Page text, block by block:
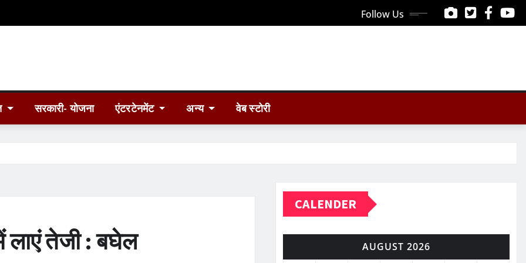
Follow Us
सरकारी- योजना एंटरटेनमेंट अन्य वेब स्टोरी
लाएं तेजी : बघेल
CALENDER
AUGUST 2026